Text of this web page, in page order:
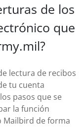
de los
que
lectura de recibos
tu cuenta
pasos que se
la función
Mailbird de forma